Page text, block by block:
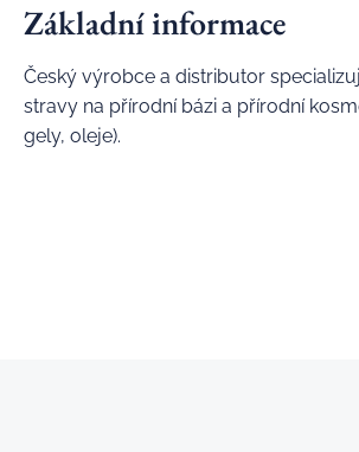
Základní informace
Český výrobce a distributor
stravy na přírodní bázi a přírodní
gely, oleje).